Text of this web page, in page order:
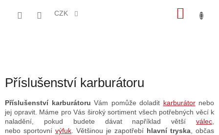
CZK
Příslušenství karburátoru
Příslušenství karburátoru Vám pomůže doladit karburátornebo
jej opravit. Máme pro Vás široký sortiment všech potřebných věcí k
naladění, pokud budete dávat například větší
válec
nebo sportovní výfuk . Většinou je zapotřebí hlavní tryska , občas